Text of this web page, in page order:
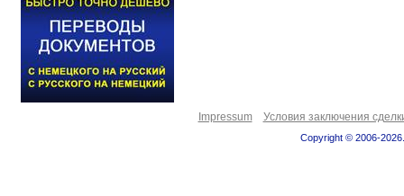
Impressum Условия заключения
Copyright © 2006-